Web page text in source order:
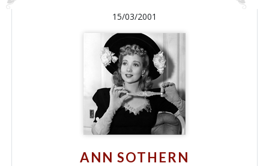
15/03/2001
ANN SOTHERN